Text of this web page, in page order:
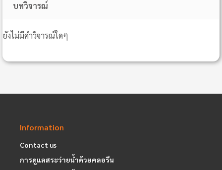
บทวิจารณ์
ยังไม่มีคำวิจารณ์ใดๆ
Information
Contact us
การดูแลสระว่ายน้ำด้วยคลอรีน